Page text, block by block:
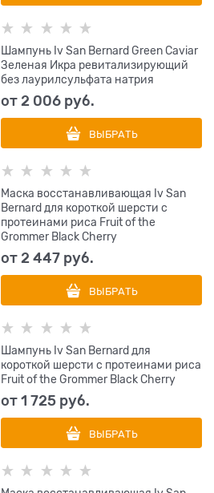
Шампунь Iv San Bernard Green Caviar
Зеленая Икра ревитализирующий
без лаурилсульфата натрия
от2 006 руб.
ВЫБРАТЬ
Маска восстанавливающая Iv San
Bernard для короткой шерсти с
протеинами риса Fruit of the
Grommer Black Cherry
от2 447 руб.
ВЫБРАТЬ
Шампунь Iv San Bernard для
короткой шерсти с протеинами риса
Fruit of the Grommer Black Cherry
от1 725 руб.
ВЫБРАТЬ